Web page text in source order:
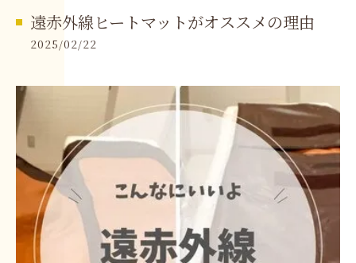
遠赤外線ヒートマットがオススメの理由
2025/02/22